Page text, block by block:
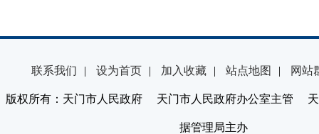
联系我们 | 设为首页 | 加入收藏 | 站点地图 | 网站
版权所有：天门市人民政府 天门市人民政府办公室主管 天
据管理局主办